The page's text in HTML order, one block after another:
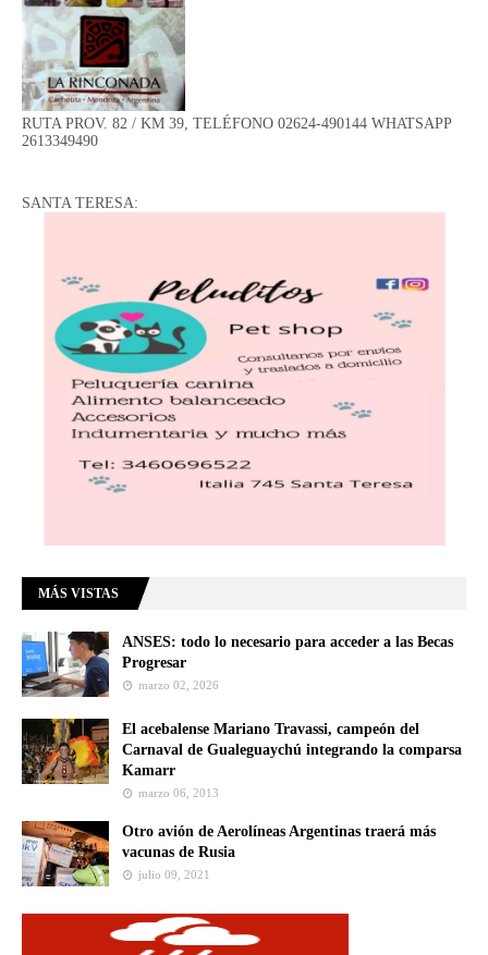
RUTA PROV. 82 / KM 39, TELÉFONO 02624-490144 WHATSAPP
2613349490
SANTA TERESA:
MÁS VISTAS
ANSES: todo lo necesario para acceder a las Becas
Progresar
marzo 02, 2026
El acebalense Mariano Travassi, campeón del
Carnaval de Gualeguaychú integrando la comparsa
Kamarr
marzo 06, 2013
Otro avión de Aerolíneas Argentinas traerá más
vacunas de Rusia
julio 09, 2021